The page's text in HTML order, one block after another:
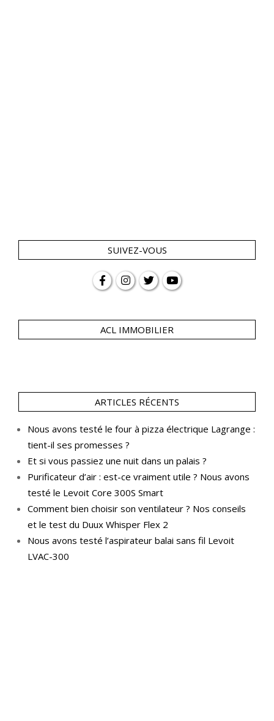
SUIVEZ-VOUS
ACL IMMOBILIER
ARTICLES RÉCENTS
Nous avons testé le four à pizza électrique Lagrange :
tient-il ses promesses ?
Et si vous passiez une nuit dans un palais ?
Purificateur d’air : est-ce vraiment utile ? Nous avons
testé le Levoit Core 300S Smart
Comment bien choisir son ventilateur ? Nos conseils
et le test du Duux Whisper Flex 2
Nous avons testé l’aspirateur balai sans fil Levoit
LVAC-300